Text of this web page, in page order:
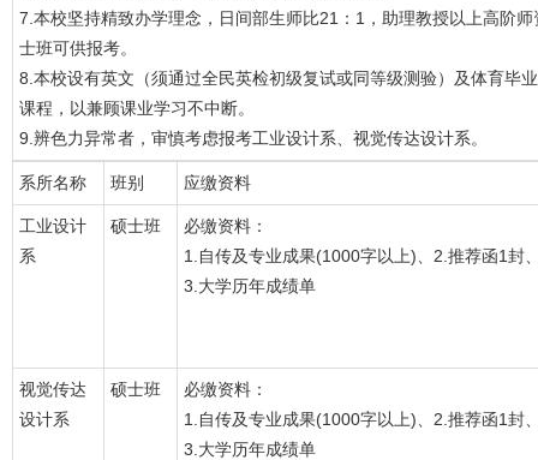
7.本校坚持精致办学理念，日间部生师比21：1，助理教授以上高阶
士班可供报考。
8.本校设有英文（须通过全民英检初级复试或同等级测验）及体育毕
课程，以兼顾课业学习不中断。
9.辨色力异常者，审慎考虑报考工业设计系、视觉传达设计系。
系所名称 班别 应缴资料
工业设计
系
硕士班
必缴资料：
1.自传及专业成果(1000字以上)、2.推荐函1封
3.大学历年成绩单
视觉传达
设计系
硕士班
必缴资料：
1.自传及专业成果(1000字以上)、2.推荐函1封
3.大学历年成绩单